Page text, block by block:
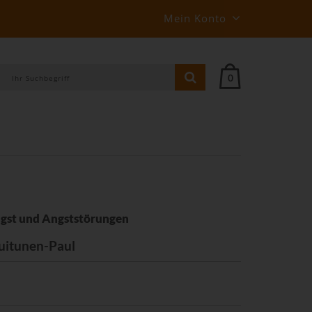
Mein Konto
0
und Angststörungen
Paul